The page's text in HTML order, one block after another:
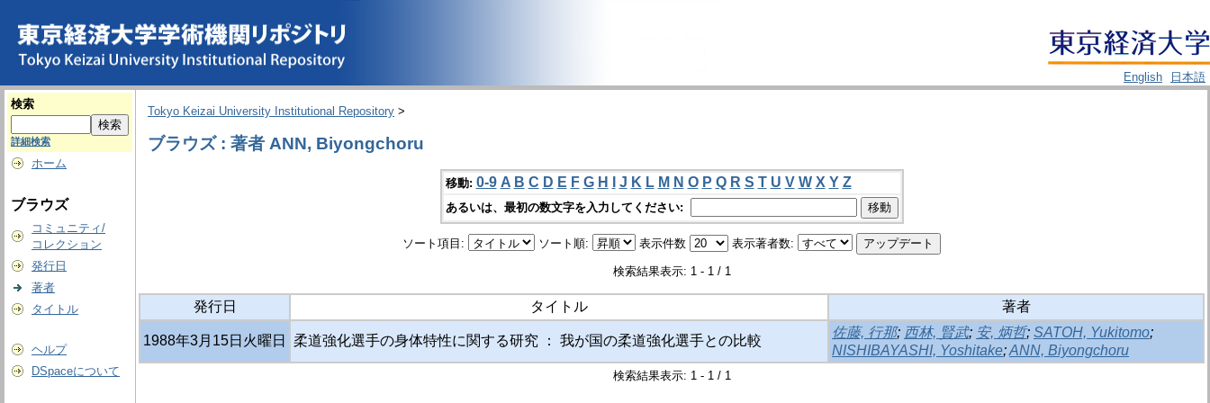
English
日本語
検索
詳細検索
ホーム
ブラウズ
コミュニティ/
コレクション
発行日
著者
タイトル
ヘルプ
DSpaceについて
Tokyo Keizai University Institutional Repository >
ブラウズ : 著者 ANN, Biyongchoru
移動: 0-9 A B C D E F G H J K L M N O P Q R S T U V W X Y Z
あるいは、最初の数文字を入力してください:
ソート項目: ソート順: 表示件数 表示著者数:
検索結果表示: 1 - 1 / 1
発行日 タイトル 著者
1988年3月15日火曜日 柔道強化選手の身体特性に関する研究 ： 我が国の柔道強化選手との比較
佐藤, 行那; 西林, 賢武; 安, 炳哲; SATOH, Yukitomo;
NISHIBAYASHI, Yoshitake;ANN, Biyongchoru
検索結果表示: 1 - 1 / 1